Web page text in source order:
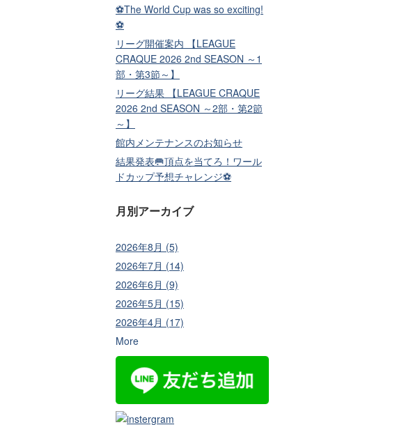
⚽The World Cup was so exciting!
⚽
リーグ開催案内 【LEAGUE
CRAQUE 2026 2nd SEASON ～1
部・第3節～】
リーグ結果 【LEAGUE CRAQUE
2026 2nd SEASON ～2部・第2節
～】
館内メンテナンスのお知らせ
結果発表🥅頂点を当てろ！ワール
ドカップ予想チャレンジ⚽
月別アーカイブ
2026年8月 (5)
2026年7月 (14)
2026年6月 (9)
2026年5月 (15)
2026年4月 (17)
More